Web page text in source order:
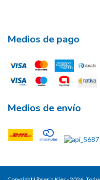
Medios de pago
Medios de envío